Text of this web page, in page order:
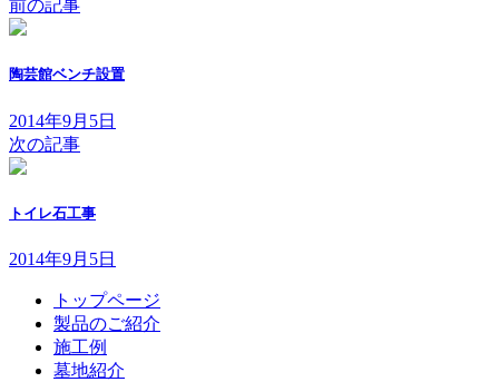
前の記事
陶芸館ベンチ設置
2014年9月5日
次の記事
トイレ石工事
2014年9月5日
トップページ
製品のご紹介
施工例
墓地紹介